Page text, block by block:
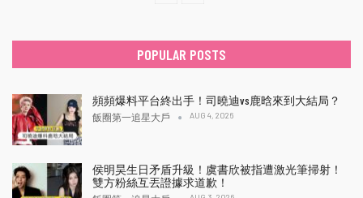
POPULAR POSTS
頻頻爆料平台終出手！司曉迪vs鹿晗來到大結局？
飯圈第一追星大戶 AUG 4, 2026
侯明昊生日矛盾升級！虞書欣被指遭激光筆掃射！
雙方粉絲互丟證據求道歉！